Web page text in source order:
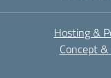
Hosting &
Concept